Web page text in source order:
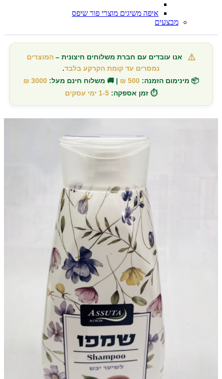
איפה משיגים מוצרי פור שיפס
מבצעים
⚠️ אנו עובדים עם חברת משלוחים חיצונית –המוצרים
נמסרים עד קומת הקרקע בלבד.
📦 מינימום הזמנה: 500 ₪ | 🚚 משלוח חינם מעל: 3000 ₪
⏱️ זמן אספקה: 1-5 ימי עסקים